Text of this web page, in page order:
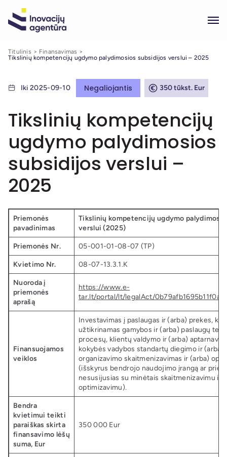
Titulinis
Finansavimas
Tikslinių kompetencijų ugdymo palydimosios subsidijos verslui – 2025
Iki 2025-09-10 Negaliojantis 350 tūkst. Eur
Tikslinių kompetencijų
ugdymo palydimosios
subsidijos verslui –
2025
Priemonės
pavadinimas
Tikslinių kompetencijų ugdymo
verslui (2025)
Priemonės Nr. 05-001-01-08-07 (TP)
Kvietimo Nr. 08-07-13.3.1.K
Nuoroda į
priemonės
aprašą
https://www.e-
tar.lt/portal/lt/legalAct/
Finansuojamos
veiklos
Investavimas į paslaugas ir (arba) prekes,
užtikrinamas gamybos ir (arba) paslaugų
procesų, klientų valdymo ir (arba)
kokybės vadybos standartų diegimo ir (arba)
organizavimo skaitmenizavimas ir (arba)
(išskyrus bendrojo naudojimo įrangą ar
nesusijusias su minėtais skaitmenizavimu ir
optimizavimu).
Bendra
kvietimui teikti
paraiškas skirta
finansavimo lėšų
suma, Eur
350 000 Eur